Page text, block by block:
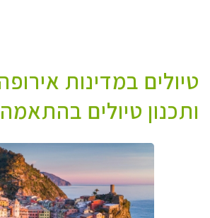
טיולים במדינות
ותכנון טיולים